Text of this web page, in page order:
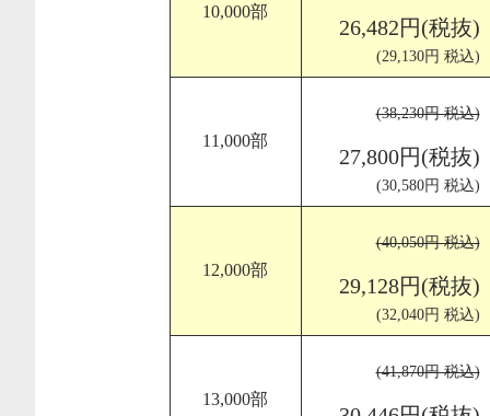
10,000部
26,482円(税抜)
(29,130円 税込)
11,000部
(38,230円 税込)
27,800円(税抜)
(30,580円 税込)
12,000部
(40,050円 税込)
29,128円(税抜)
(32,040円 税込)
13,000部
(41,870円 税込)